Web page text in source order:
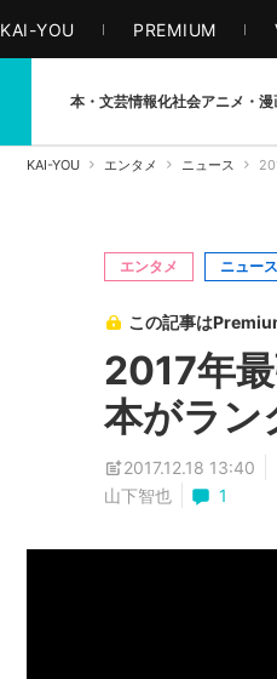
KAI-YOU PREMIUM
本・文芸情報化社会アニメ・漫
KAI-YOU エンタメ ニュース
エンタメ ニュース
この記事は
2017年
本がラン
2017.12.18 13:40
山下智也
1